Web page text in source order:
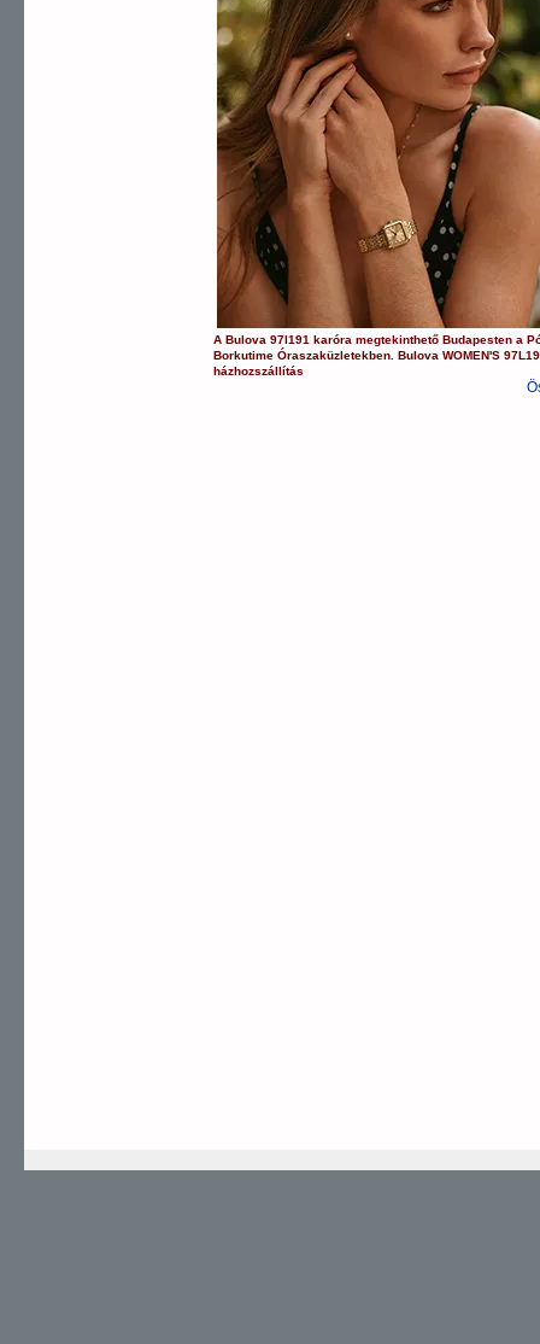
ABulova 97l191 karóra megtekinthető Budapesten a
Borkutime Óraszaküzletekben.Bulova WOMEN'S
házhozszállítás